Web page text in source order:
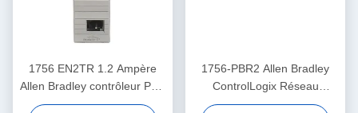
1756 EN2TR 1.2 Ampère
Allen Bradley contrôleur PLC
Module de communication
1756-PBR2 Allen Bradley
ControlLogix Réseau
d'alimentation électrique 32